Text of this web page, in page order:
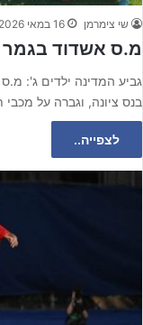
שי צימרמן 16 במאי 2026
מ.ס אשדוד בגמר
גביע המדינה ילדים ג':
בנס ציונה, וגברה על
לצפייה..